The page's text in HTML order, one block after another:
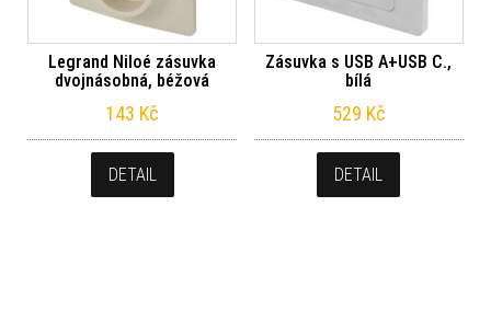
Legrand Niloé zásuvka
dvojnásobná, béžová
143 Kč
DETAIL
Zásuvka s USB A+USB C.,
bílá
529 Kč
DETAIL